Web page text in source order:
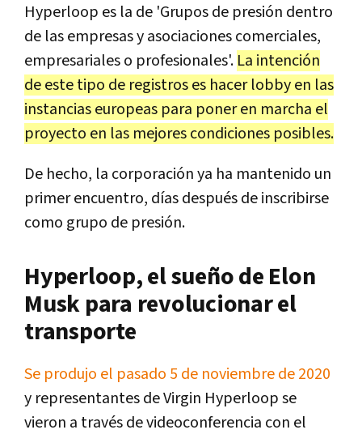
Hyperloop es la de 'Grupos de presión dentro
de las empresas y asociaciones comerciales,
empresariales o profesionales'. La intención
de este tipo de registros es hacer lobby en las
instancias europeas para poner en marcha el
proyecto en las mejores condiciones posibles.
De hecho, la corporación ya ha mantenido un
primer encuentro, días después de inscribirse
como grupo de presión.
Hyperloop, el sueño de Elon
Musk para revolucionar el
transporte
Se produjo el pasado 5 de noviembre de 2020
y representantes de Virgin Hyperloop se
vieron a través de videoconferencia con el